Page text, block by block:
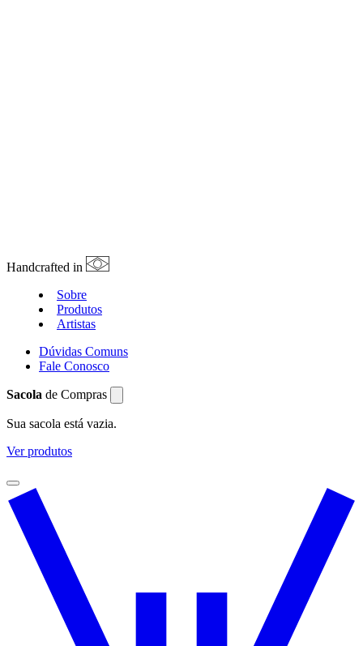
Handcrafted in
Sobre
Produtos
Artistas
Dúvidas Comuns
Fale Conosco
Sacola de Compras
Sua sacola está vazia.
Ver produtos